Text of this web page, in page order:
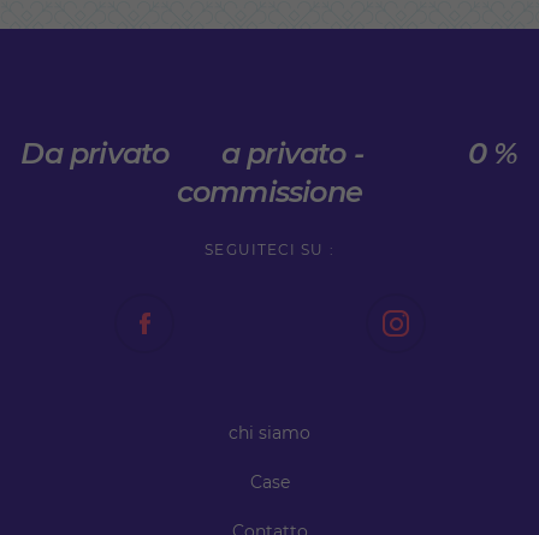
Da privato a privato - 0 %
commissione
SEGUITECI SU :
chi siamo
Case